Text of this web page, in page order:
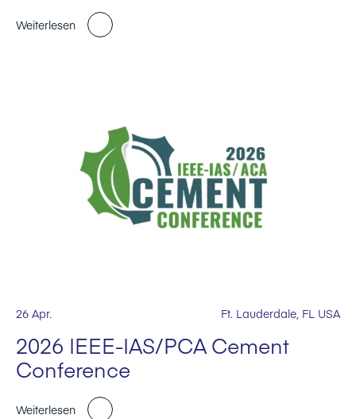
Weiterlesen
26 Apr. Ft. Lauderdale, FL USA
2026 IEEE-IAS/PCA Cement
Conference
Weiterlesen